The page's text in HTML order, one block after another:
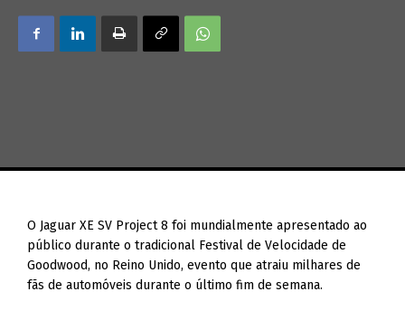
O Jaguar XE SV Project 8 foi mundialmente apresentado ao
público durante o tradicional Festival de Velocidade de
Goodwood, no Reino Unido, evento que atraiu milhares de
fãs de automóveis durante o último fim de semana.